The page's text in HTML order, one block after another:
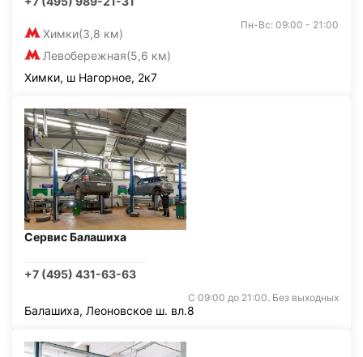
Химки(3,8 км)
Левобережная(5,6 км)
Пн-Вс: 09:00 - 21:00
Химки, ш Нагорное, 2к7
Сервис Балашиха
+7 (495) 431-63-63
С 09:00 до 21:00. Без выходных
Балашиха, Леоновское ш. вл.8